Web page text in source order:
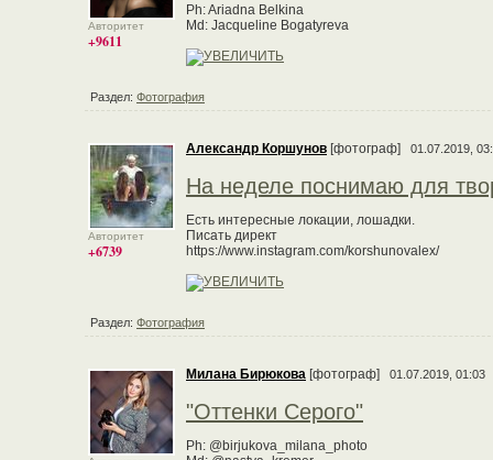
Авторитет
+9611
Ph: Ariadna Belkina
Md: Jacqueline Bogatyreva
Раздел: Фотография
Авторитет
+6739
Александр Коршунов [фотограф] 01.07.2019,
На неделе поснимаю для
Есть интересные локации, лошадки.
Писать директ
https://www.instagram.com/korshunovalex/
Раздел: Фотография
Милана Бирюкова [фотограф] 01.07.2019, 01:03
"Оттенки Серого"
Ph: @birjukova_milana_photo